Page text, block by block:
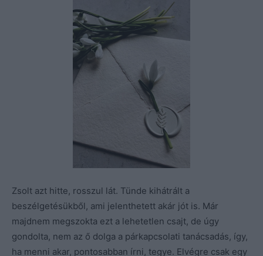
Zsolt azt hitte, rosszul lát. Tünde kihátrált a
beszélgetésükből, ami jelenthetett akár jót is. Már
majdnem megszokta ezt a lehetetlen csajt, de úgy
gondolta, nem az ő dolga a párkapcsolati tanácsadás, így,
ha menni akar, pontosabban írni, tegye. Elvégre csak egy